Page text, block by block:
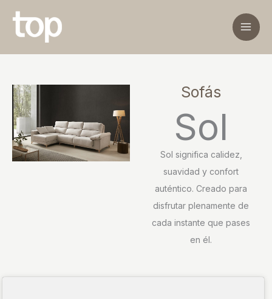
contenido
Sofás
Sol
Sol significa calidez,
suavidad y confort
auténtico. Creado para
disfrutar plenamente de
cada instante que pases
en él.